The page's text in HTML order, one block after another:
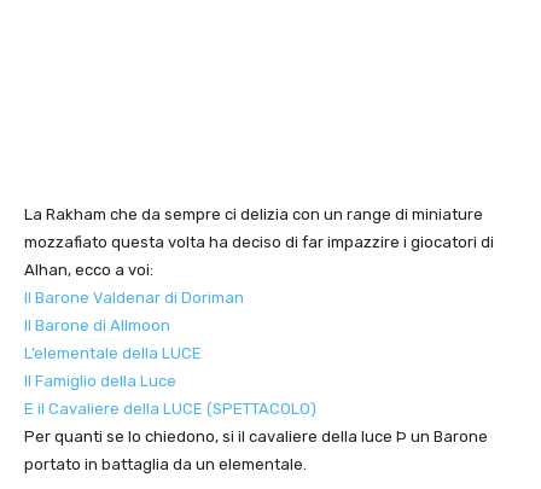
La Rakham che da sempre ci delizia con un range di miniature
mozzafiato questa volta ha deciso di far impazzire i giocatori di
Alhan, ecco a voi:
Il Barone Valdenar di Doriman
Il Barone di Allmoon
L’elementale della LUCE
Il Famiglio della Luce
E il Cavaliere della LUCE (SPETTACOLO)
Per quanti se lo chiedono, si il cavaliere della luce Þ un Barone
portato in battaglia da un elementale.